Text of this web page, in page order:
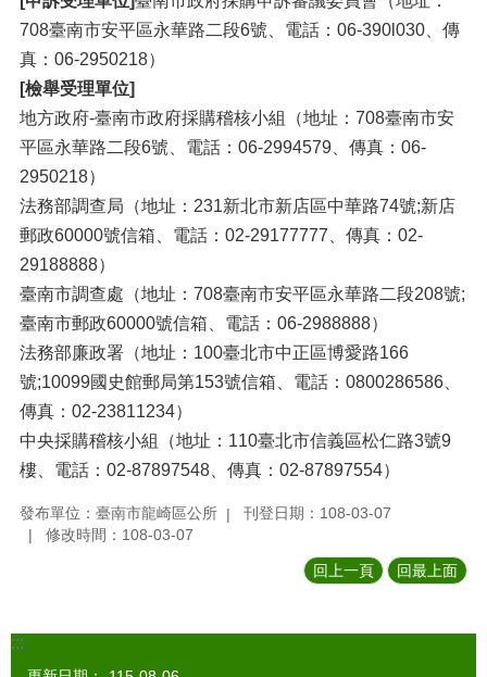
708臺南市安平區永華路二段6號、電話：06-390l030、傳
真：06-2950218）
[檢舉受理單位]
地方政府-臺南市政府採購稽核小組（地址：708臺南市安
平區永華路二段6號、電話：06-2994579、傳真：06-
2950218）
法務部調查局（地址：231新北市新店區中華路74號;新店
郵政60000號信箱、電話：02-29177777、傳真：02-
29188888）
臺南市調查處（地址：708臺南市安平區永華路二段208號;
臺南市郵政60000號信箱、電話：06-2988888）
法務部廉政署（地址：100臺北市中正區博愛路166
號;10099國史館郵局第153號信箱、電話：0800286586、
傳真：02-23811234）
中央採購稽核小組（地址：110臺北市信義區松仁路3號9
樓、電話：02-87897548、傳真：02-87897554）
發布單位：臺南市龍崎區公所
刊登日期：108-03-07
修改時間：108-03-07
回上一頁 回最上面
:::